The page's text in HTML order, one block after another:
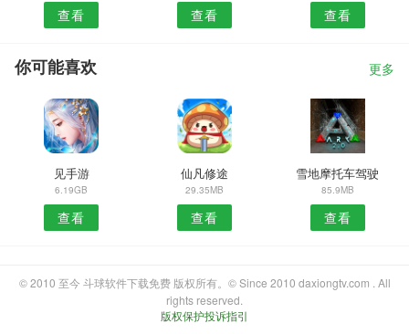
查看 查看 查看
你可能喜欢 更多
见手游
6.19GB
查看
仙凡修途
29.35MB
查看
雪地摩托车驾驶
85.9MB
查看
© 2010 至今 斗球软件下载免费 版权所有。© Since 2010 daxiongtv.com . All
rights reserved.
版权保护投诉指引